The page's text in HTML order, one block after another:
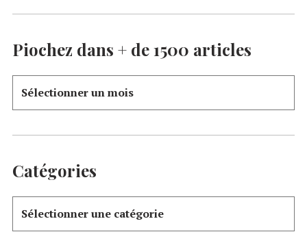
Piochez dans + de 1500 articles
Catégories